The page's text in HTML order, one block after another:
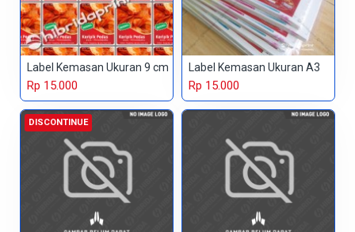
Label Kemasan Ukuran 9 cm
Rp 15.000
Label Kemasan Ukuran A3
Rp 15.000
DISCONTINUE